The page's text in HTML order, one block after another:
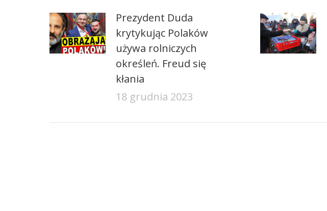
Prezydent Duda
krytykując Polaków
używa rolniczych
określeń. Freud się
kłania
18 grudnia 2023